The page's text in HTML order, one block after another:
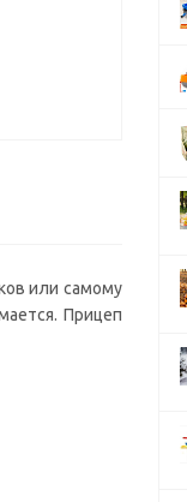
или самому
Прицеп